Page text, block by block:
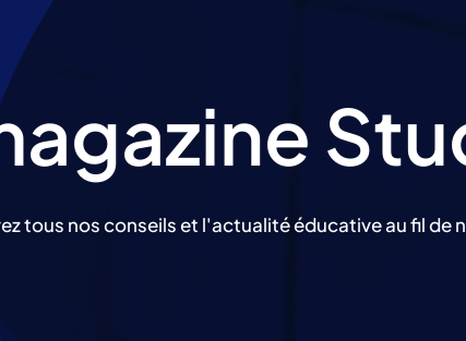
tous nos conseils et l'actualité éducative au fil de